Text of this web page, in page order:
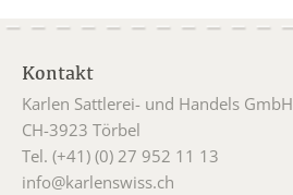
Kontakt
Karlen Sattlerei- und Handels GmbH
CH-3923 Törbel
Tel. (+41) (0) 27 952 11 13
info@karlenswiss.ch